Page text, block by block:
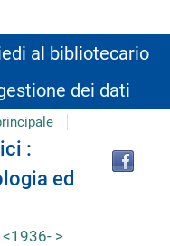
al bibliotecario
dei dati
:
ed
>